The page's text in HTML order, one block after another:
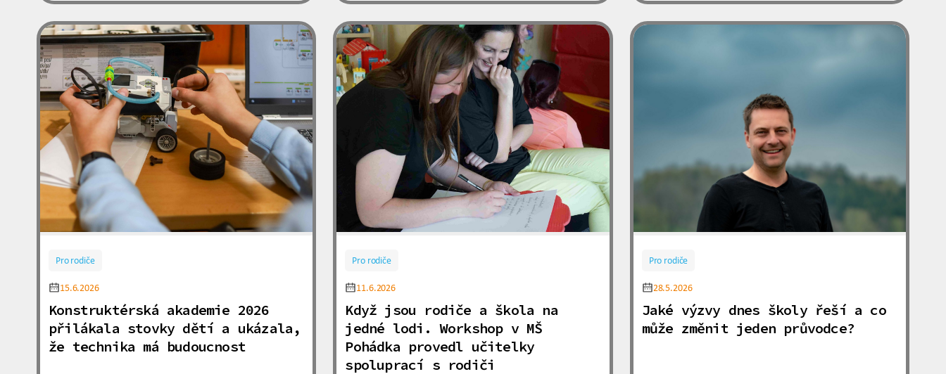
Pro rodiče
15.6.2026
Konstruktérská akademie 2026
přilákala stovky dětí a ukázala,
že technika má budoucnost
Pro rodiče
11.6.2026
Když jsou rodiče a škola na
jedné lodi. Workshop v MŠ
Pohádka provedl učitelky
spoluprací s rodiči
Pro rodiče
28.5.2026
Jaké výzvy dnes školy řeší a co
může změnit jeden průvodce?